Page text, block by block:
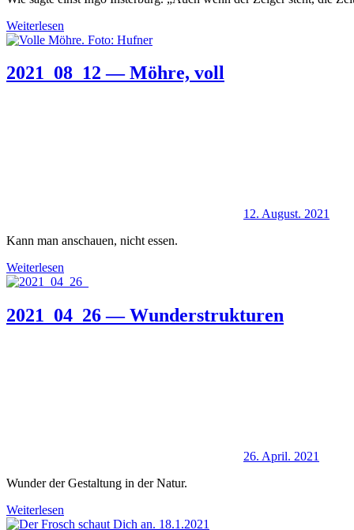
Weiterlesen
2021_08_12 — Möhre, voll
12. August. 2021
Kann man anschauen, nicht essen.
Weiterlesen
2021_04_26 — Wunderstrukturen
26. April. 2021
Wunder der Gestaltung in der Natur.
Weiterlesen